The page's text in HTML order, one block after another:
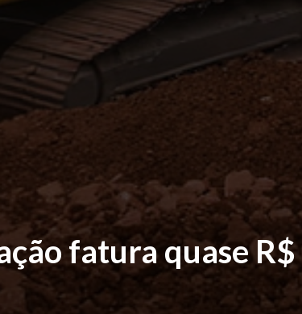
fatura quase